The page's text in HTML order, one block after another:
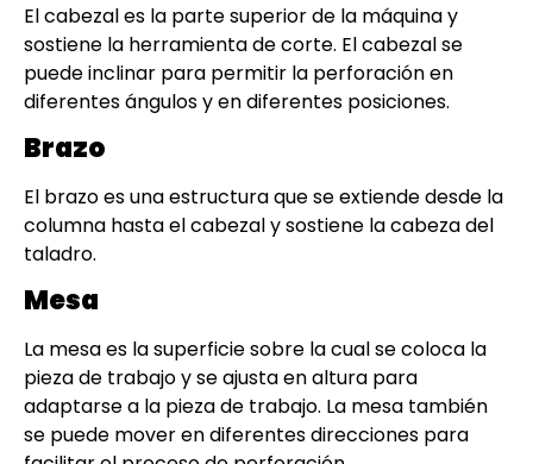
El cabezal es la parte superior de la máquina y
sostiene la herramienta de corte. El cabezal se
puede inclinar para permitir la perforación en
diferentes ángulos y en diferentes posiciones.
Brazo
El brazo es una estructura que se extiende desde la
columna hasta el cabezal y sostiene la cabeza del
taladro.
Mesa
La mesa es la superficie sobre la cual se coloca la
pieza de trabajo y se ajusta en altura para
adaptarse a la pieza de trabajo. La mesa también
se puede mover en diferentes direcciones para